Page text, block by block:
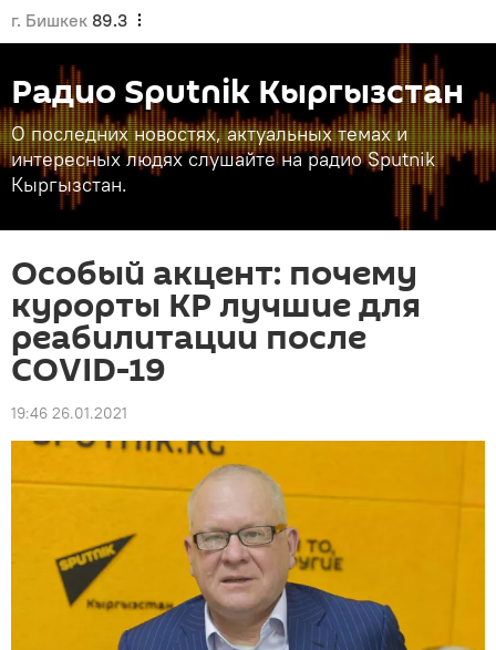
г. Бишкек 89.3
Радио Sputnik Кыргызстан
О последних новостях, актуальных темах и
интересных людях слушайте на радио Sputnik
Кыргызстан.
Особый акцент: почему
курорты КР лучшие для
реабилитации после
COVID-19
19:46 26.01.2021